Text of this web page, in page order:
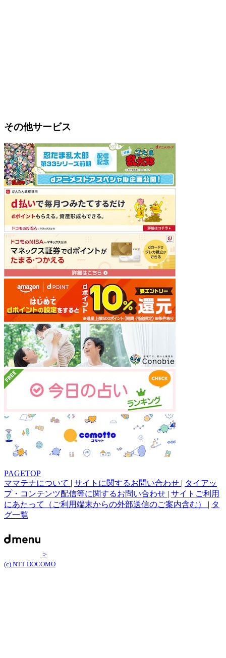
その他サービス
PAGETOP
ママテナについて | サイトに関するお問い合わせ | タイアッ
プ・コンテンツ配信等に関するお問い合わせ | サイトご利用
にあたって（ご利用端末からの外部送信のご案内含む） | タ
グ一覧
>
(c) NTT DOCOMO